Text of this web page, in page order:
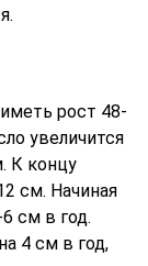
рост 48-
увеличится
К концу
см. Начиная
см в год.
4 см в год,